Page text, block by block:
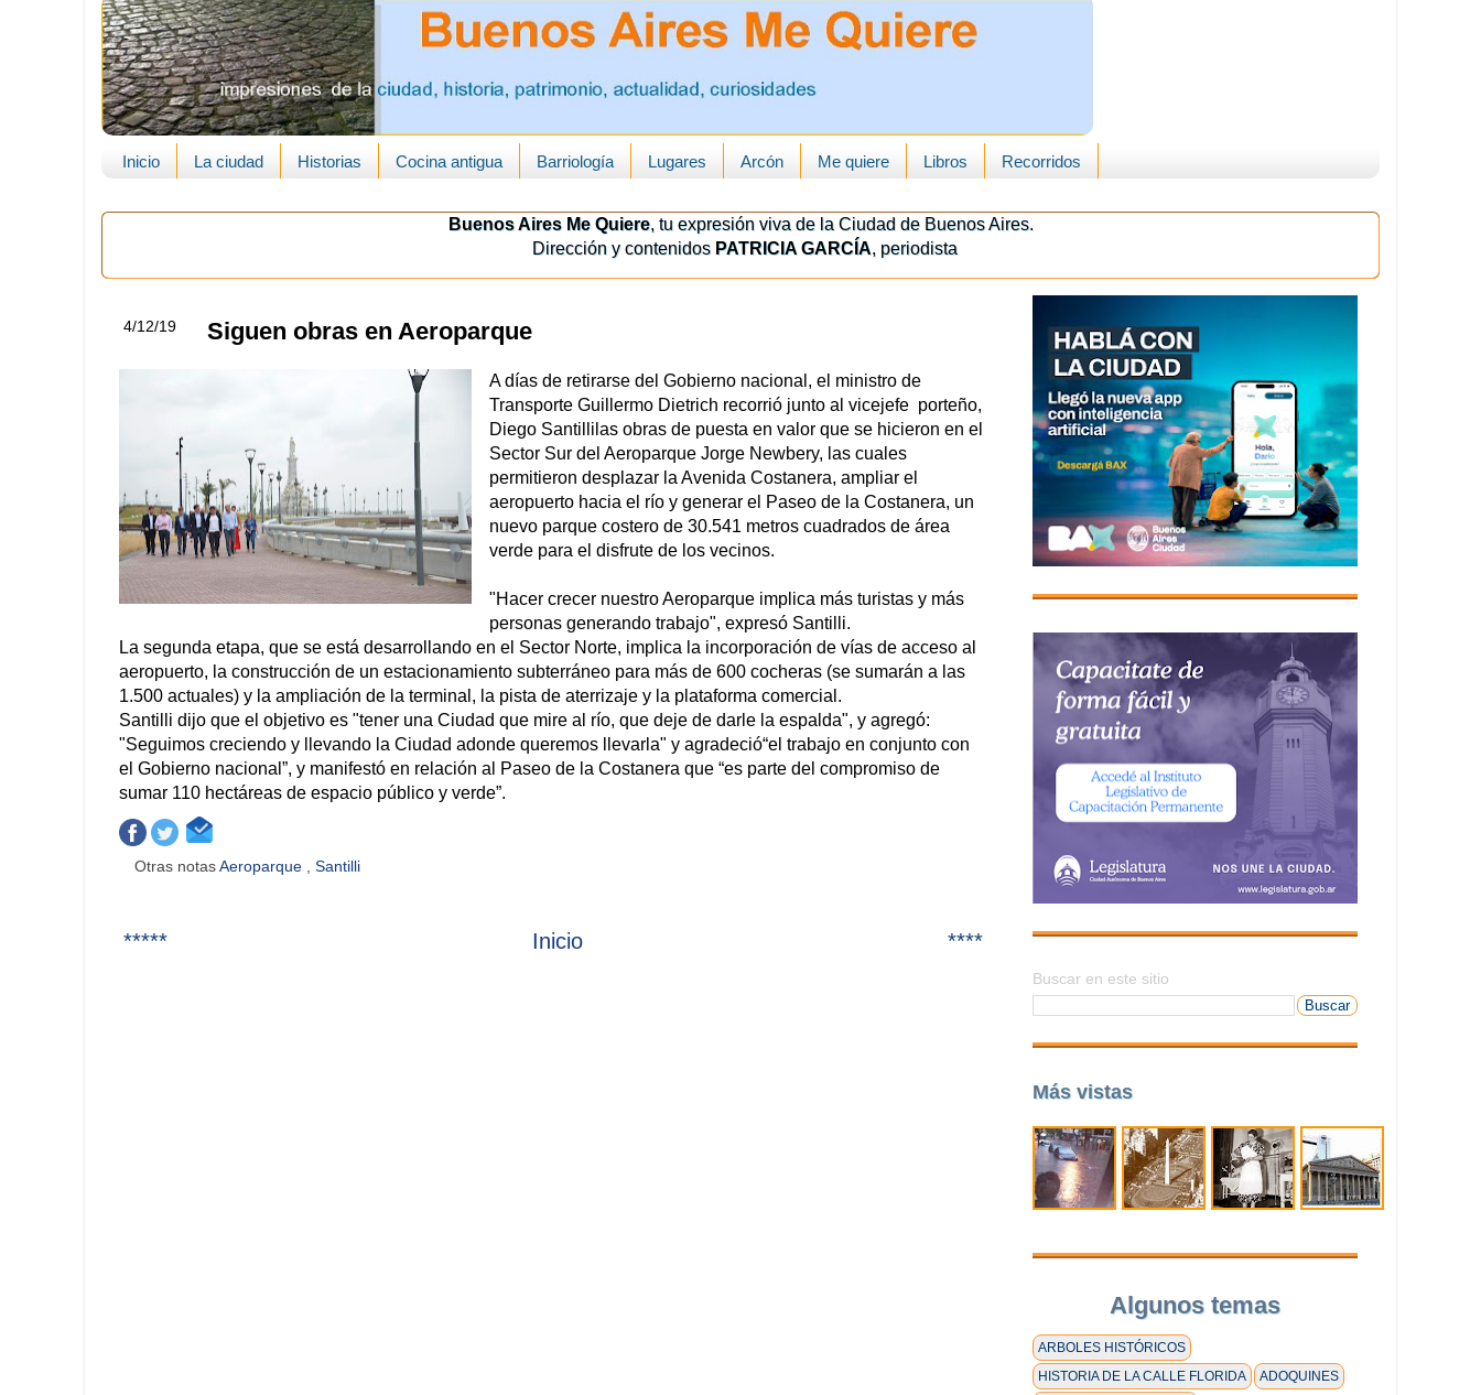
Inicio La ciudad Historias Cocina antigua Barriología Lugares Arcón Me quiere Libros Recorridos
Buenos Aires Me Quiere, tu expresión viva de la Ciudad de Buenos Aires.
Dirección y contenidos PATRICIA GARCÍA, periodista
4/12/19 Siguen obras en Aeroparque
A días de retirarse del Gobierno nacional, el ministro de
Transporte Guillermo Dietrich recorrió junto al vicejefe porteño,
Diego Santillilas obras de puesta en valor que se hicieron en el
Sector Sur del Aeroparque Jorge Newbery, las cuales
permitieron desplazar la Avenida Costanera, ampliar el
aeropuerto hacia el río y generar el Paseo de la Costanera, un
nuevo parque costero de 30.541 metros cuadrados de área
verde para el disfrute de los vecinos.
"Hacer crecer nuestro Aeroparque implica más turistas y más
personas generando trabajo", expresó Santilli.
La segunda etapa, que se está desarrollando en el Sector Norte, implica la incorporación de vías de acceso al
aeropuerto, la construcción de un estacionamiento subterráneo para más de 600 cocheras (se sumarán a las
1.500 actuales) y la ampliación de la terminal, la pista de aterrizaje y la plataforma comercial.
Santilli dijo que el objetivo es "tener una Ciudad que mire al río, que deje de darle la espalda", y agregó:
"Seguimos creciendo y llevando la Ciudad adonde queremos llevarla" y agradeció“el trabajo en conjunto con
el Gobierno nacional”, y manifestó en relación al Paseo de la Costanera que “es parte del compromiso de
sumar 110 hectáreas de espacio público y verde”.
Otras notasAeroparque ,Santilli
***** ****
Inicio
Buscar en este sitio
Más vistas
Algunos temas
ARBOLES HISTÓRICOS
HISTORIA DE LA CALLE FLORIDA
ADOQUINES